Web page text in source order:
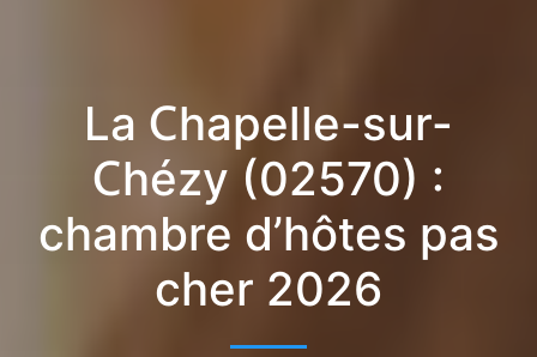
La Chapelle-sur-
Chézy (02570) :
chambre d’hôtes pas
cher 2026